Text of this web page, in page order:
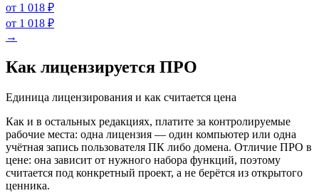
от 1 018 ₽
от 1 018 ₽
→
Как лицензируется ПРО
Единица лицензирования и как считается цена
Как и в остальных редакциях, платите за контролируемые
рабочие места: одна лицензия — один компьютер или одна
учётная запись пользователя ПК либо домена. Отличие ПРО в
цене: она зависит от нужного набора функций, поэтому
считается под конкретный проект, а не берётся из открытого
ценника.